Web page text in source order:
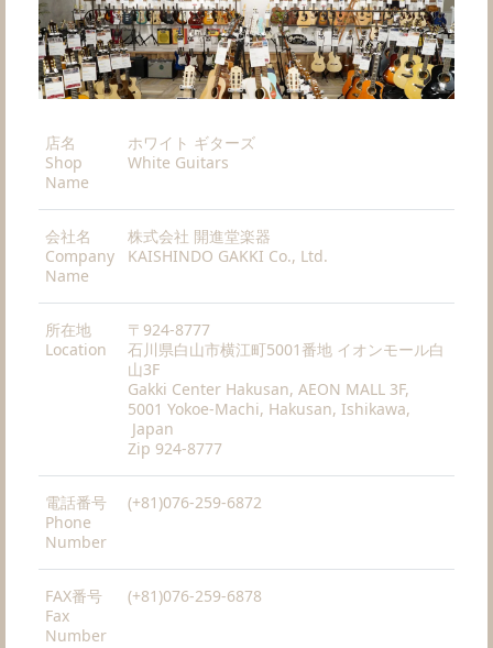
店名
Shop
Name
ホワイト ギターズ
White Guitars
会社名
Company
Name
株式会社 開進堂楽器
KAISHINDO GAKKI Co., Ltd.
所在地
Location
〒924-8777
石川県白山市横江町5001番地 イオンモール白
山3F
Gakki Center Hakusan, AEON MALL 3F,
5001 Yokoe-Machi, Hakusan, Ishikawa,
Japan
Zip 924-8777
電話番号
Phone
Number
(+81)076-259-6872
FAX番号
Fax
Number
(+81)076-259-6878